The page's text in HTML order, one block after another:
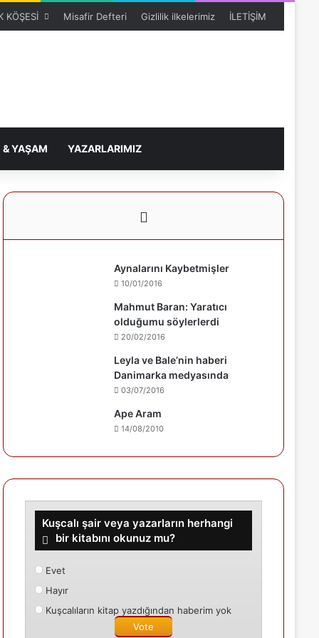
KÖŞESİ Misafir Defteri Gizlilik ilkelerimiz İLETİŞİM
YAŞAM YAZARLARIMIZ
Aynalarını Kaybetmişler
10/01/2016
Mahmut Baran: Yaratıcı
olduğumu söylerlerdi
20/02/2016
Leyla ve Bale’nin haberi
Danimarka medyasında
03/07/2016
Ape Aram
14/08/2010
Kuşcalı şair veya yazarların herhangi
bir kitabını okunuz mu?
Evet
Hayır
Kuşcalıların kitap yazdığından haberim yok